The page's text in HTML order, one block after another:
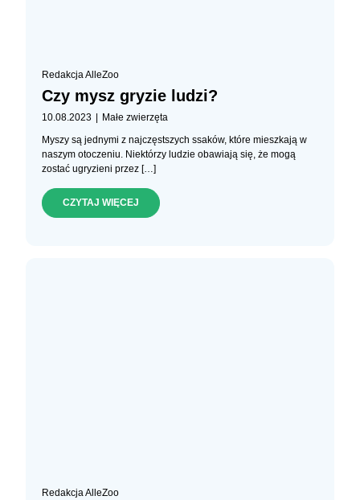
Redakcja AlleZoo
Czy mysz gryzie ludzi?
10.08.2023 | Małe zwierzęta
Myszy są jednymi z najczęstszych ssaków, które mieszkają w
naszym otoczeniu. Niektórzy ludzie obawiają się, że mogą
zostać ugryzieni przez […]
CZYTAJ WIĘCEJ
Redakcja AlleZoo